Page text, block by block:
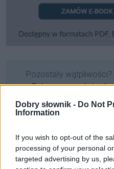
Dobry słownik - Do Not
Information
If you wish to opt-out of the
processing of your personal
targeted advertising by us,
Pozostały
Zobacz, co zyskują
Często sprawdzane